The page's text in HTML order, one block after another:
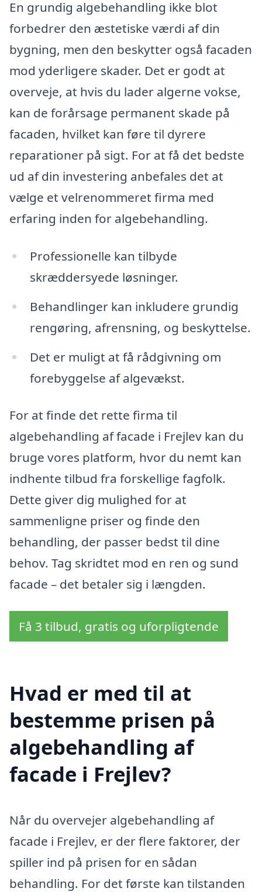
En grundig algebehandling ikke blot
forbedrer den æstetiske værdi af din
bygning, men den beskytter også facaden
mod yderligere skader. Det er godt at
overveje, at hvis du lader algerne vokse,
kan de forårsage permanent skade på
facaden, hvilket kan føre til dyrere
reparationer på sigt. For at få det bedste
ud af din investering anbefales det at
vælge et velrenommeret firma med
erfaring inden for algebehandling.
Professionelle kan tilbyde
skræddersyede løsninger.
Behandlinger kan inkludere grundig
rengøring, afrensning, og beskyttelse.
Det er muligt at få rådgivning om
forebyggelse af algevækst.
For at finde det rette firma til
algebehandling af facade i Frejlev kan du
bruge vores platform, hvor du nemt kan
indhente tilbud fra forskellige fagfolk.
Dette giver dig mulighed for at
sammenligne priser og finde den
behandling, der passer bedst til dine
behov. Tag skridtet mod en ren og sund
facade – det betaler sig i længden.
Få 3 tilbud, gratis og uforpligtende
Hvad er med til at
bestemme prisen på
algebehandling af
facade i Frejlev?
Når du overvejer algebehandling af
facade i Frejlev, er der flere faktorer, der
spiller ind på prisen for en sådan
behandling. For det første kan tilstanden